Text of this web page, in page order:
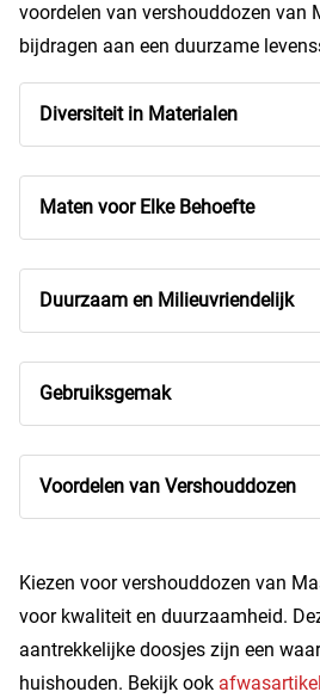
voordelen van vershouddozen van
bijdragen aan een duurzame
Diversiteit in Materialen
Maten voor Elke Behoefte
Duurzaam en Milieuvriendelijk
Gebruiksgemak
Voordelen van Vershouddozen
Kiezen voor vershouddozen van
voor kwaliteit en duurzaamheid.
aantrekkelijke doosjes zijn een
huishouden. Bekijk ook